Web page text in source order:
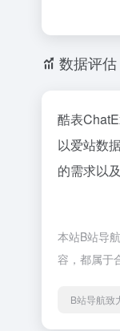
数据评估
酷表
以爱站数
的需求以
本站B站导
容，都属于
B站导航致